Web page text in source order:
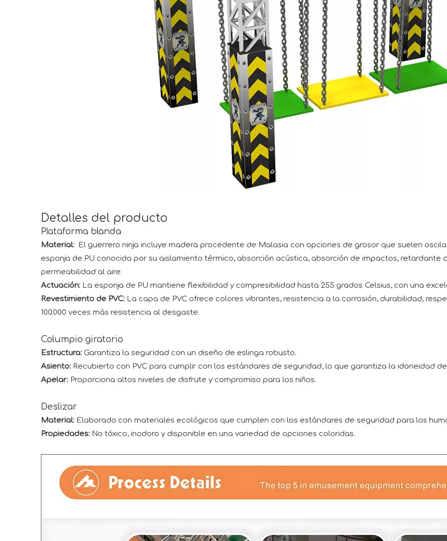
Detalles del producto
Plataforma blanda
Material: El guerrero ninja incluye madera procedente de Malasia con opciones de grosor que suelen
esponja de PU conocida por su aislamiento térmico, absorción acústica, absorción de impactos,
permeabilidad al aire.
Actuación: La esponja de PU mantiene flexibilidad y compresibilidad hasta 255 grados Celsius, con una
Revestimiento de PVC: La capa de PVC ofrece colores vibrantes, resistencia a la corrosión, durabilidad,
100.000 veces más resistencia al desgaste.
Columpio giratorio
Estructura: Garantiza la seguridad con un diseño de eslinga robusto.
Asiento: Recubierto con PVC para cumplir con los estándares de seguridad, lo que garantiza la idoneidad
Apelar: Proporciona altos niveles de disfrute y compromiso para los niños.
Deslizar
Material: Elaborado con materiales ecológicos que cumplen con los estándares de seguridad para los
Propiedades: No tóxico, inodoro y disponible en una variedad de opciones coloridas.